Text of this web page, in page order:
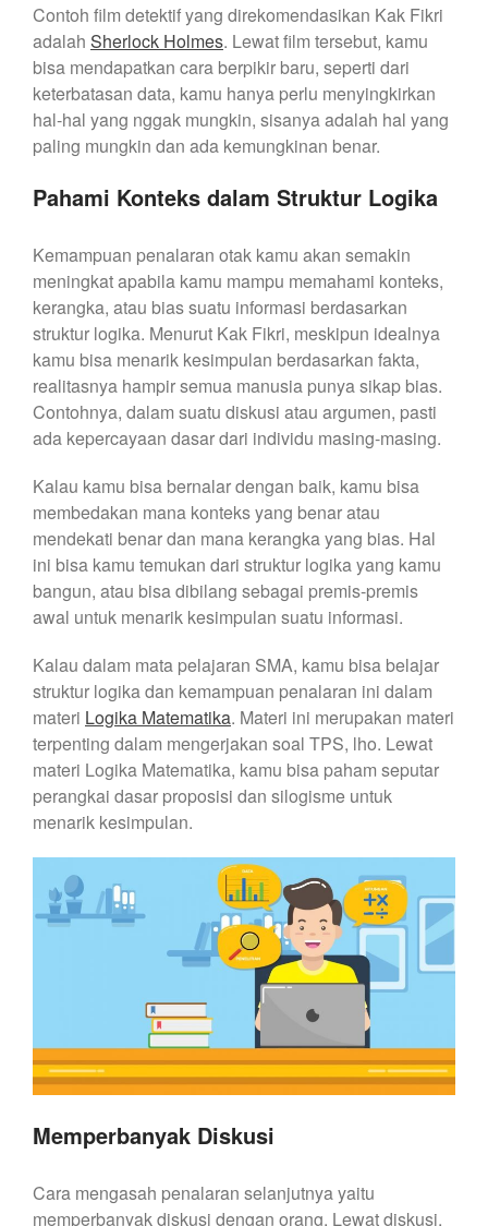
Contoh film detektif yang direkomendasikan Kak Fikri
adalah Sherlock Holmes. Lewat film tersebut, kamu
bisa mendapatkan cara berpikir baru, seperti dari
keterbatasan data, kamu hanya perlu menyingkirkan
hal-hal yang nggak mungkin, sisanya adalah hal yang
paling mungkin dan ada kemungkinan benar.
Pahami Konteks dalam Struktur Logika
Kemampuan penalaran otak kamu akan semakin
meningkat apabila kamu mampu memahami konteks,
kerangka, atau bias suatu informasi berdasarkan
struktur logika. Menurut Kak Fikri, meskipun idealnya
kamu bisa menarik kesimpulan berdasarkan fakta,
realitasnya hampir semua manusia punya sikap bias.
Contohnya, dalam suatu diskusi atau argumen, pasti
ada kepercayaan dasar dari individu masing-masing.
Kalau kamu bisa bernalar dengan baik, kamu bisa
membedakan mana konteks yang benar atau
mendekati benar dan mana kerangka yang bias. Hal
ini bisa kamu temukan dari struktur logika yang kamu
bangun, atau bisa dibilang sebagai premis-premis
awal untuk menarik kesimpulan suatu informasi.
Kalau dalam mata pelajaran SMA, kamu bisa belajar
struktur logika dan kemampuan penalaran ini dalam
materi Logika Matematika. Materi ini merupakan materi
terpenting dalam mengerjakan soal TPS, lho. Lewat
materi Logika Matematika, kamu bisa paham seputar
perangkai dasar proposisi dan silogisme untuk
menarik kesimpulan.
Memperbanyak Diskusi
Cara mengasah penalaran selanjutnya yaitu
memperbanyak diskusi dengan orang. Lewat diskusi,